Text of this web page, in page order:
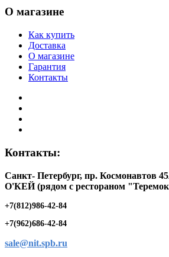
О магазине
Как купить
Доставка
О магазине
Гарантия
Контакты
Контакты:
Санкт- Петербург, пр. Космонавтов
O'КЕЙ (рядом с рестораном
+7(812)986-42-84
+7(962)686-42-84
sale@nit.spb.ru